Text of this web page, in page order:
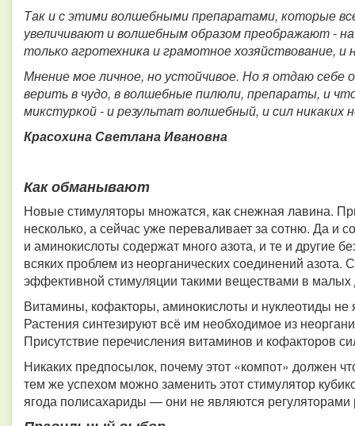
Так и с этими волшебными препаратами, которые
увеличивают и волшебным образом преображают -
только агротехника и грамотное хозяйствование, и
Мнение мое личное, но устойчивое. Но я отдаю себе
верить в чудо, в волшебные пилюли, препараты, и
микстуркой - и результат волшебный, и сил никаких
Красохина Светлана Ивановна
Как обманывают
Новые стимуляторы множатся, как снежная лавина.
несколько, а сейчас уже переваливает за сотню. Да и
и аминокислоты содержат много азота, и те и другие
всяких проблем из неорганических соединений азота.
эффективной стимуляции такими веществами в малых
Витамины, кофакторы, аминокислоты и нуклеотиды
Растения синтезируют всё им необходимое из
Присутствие перечисления витаминов и кофакторов
Никаких предпосылок, почему этот «компот» должен
тем же успехом можно заменить этот стимулятор
ягода полисахариды — они не являются регуляторами